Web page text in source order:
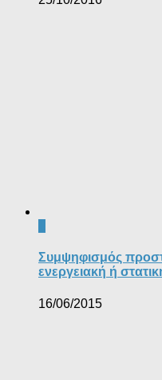
Συμψηφισμός
ενεργειακή ή
16/06/2015